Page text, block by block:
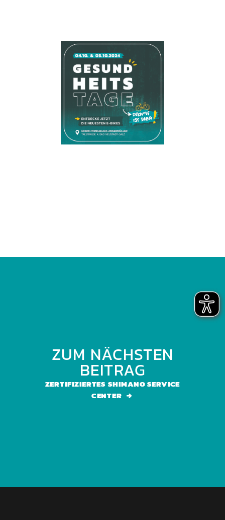
ZUM NÄCHSTEN
BEITRAG
ZERTIFIZIERTES SHIMANO SERVICE
CENTER